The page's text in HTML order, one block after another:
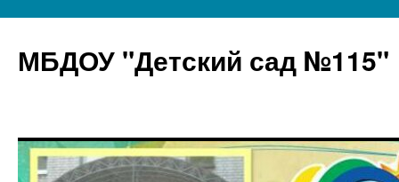
МБДОУ "Детский сад №115"